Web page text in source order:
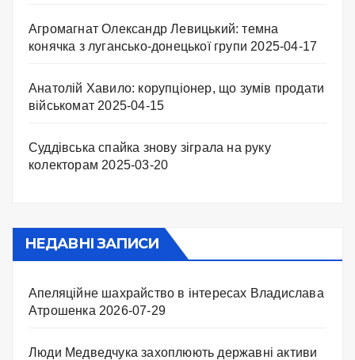
Агромагнат Олександр Левицький: темна
конячка з лугансько-донецької групи 2025-04-17
Анатолій Хавило: корупціонер, що зумів продати
військомат 2025-04-15
Суддівська спайка знову зіграла на руку
колекторам 2025-03-20
НЕДАВНІ ЗАПИСИ
Апеляційне шахрайство в інтересах Владислава
Атрошенка 2026-07-29
Люди Медведчука захоплюють державні активи